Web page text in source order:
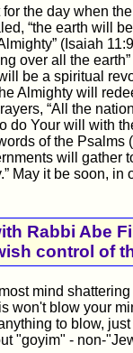
the day when
“the earth will
(Isaiah
over all the
be a spiritual
Almighty will
“All the
do Your will with
of the Psalms
will gather
May it be soon, in
Rabbi Abe
control of
mind
won't blow your
to blow,
"goyim" - non-